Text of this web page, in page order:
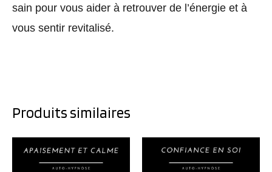
sain pour vous aider à retrouver de l’énergie et à
vous sentir revitalisé.
Produits similaires